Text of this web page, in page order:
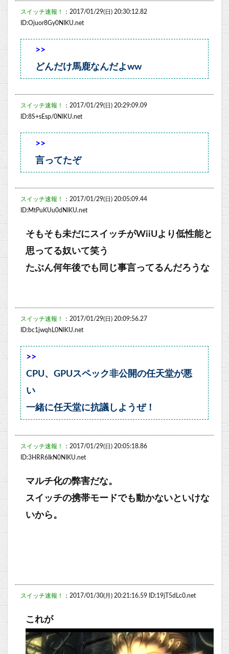
スイッチ速報！
：2017/01/29(日) 20:30:12.82
ID:Ojuor8Gy0NIKU.net
>>
どんだけ馬鹿なんだよww
スイッチ速報！
：2017/01/29(日) 20:29:09.09
ID:8S+sEsp/0NIKU.net
>>
言ってたぞ
スイッチ速報！
：2017/01/29(日) 20:05:09.44
ID:MtPuKUu0dNIKU.net
そもそも未だにスイッチがWiiUより低性能と
思ってる奴いて笑う
たぶん何年後でも同じ事言ってるんだろうな
スイッチ速報！
：2017/01/29(日) 20:09:56.27
ID:bc1jwqhL0NIKU.net
>>
CPU、GPUスペック非公開の任天堂が悪
い
一緒に任天堂に抗議しようぜ！
スイッチ速報！
：2017/01/29(日) 20:05:18.86
ID:3HRR6IkN0NIKU.net
マルチ化の弊害だな。
スイッチの携帯モードでも動かないといけな
いから。
スイッチ速報！ ：2017/01/30(月) 20:21:16.59 ID:19jT5dLc0.net
これが